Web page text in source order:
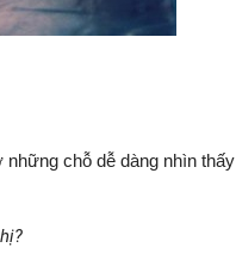
chỗ dễ dàng nhìn thấy